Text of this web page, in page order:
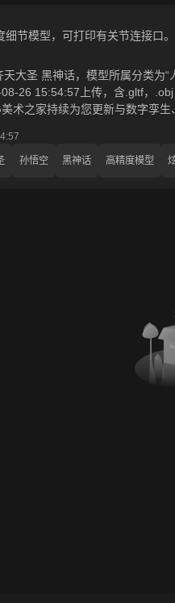
节模型，可打印有关节连接口。
大圣 黑神话，模型所属分类为
26 15:54:57上传，含.gltf，
术之家持续为您更新与数字孪生
孙悟空 黑神话 高精度模型